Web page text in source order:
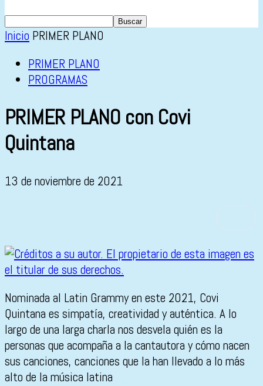
Inicio PRIMER PLANO
PRIMER PLANO
PROGRAMAS
PRIMER PLANO con Covi
Quintana
13 de noviembre de 2021
Nominada al Latin Grammy en este 2021, Covi
Quintana es simpatía, creatividad y auténtica. A lo
largo de una larga charla nos desvela quién es la
personas que acompaña a la cantautora y cómo nacen
sus canciones, canciones que la han llevado a lo más
alto de la música latina